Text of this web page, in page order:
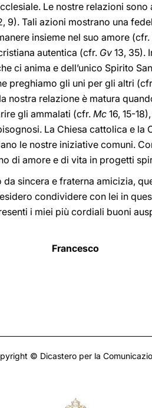
Le nostre relazioni
9). Tali azioni mostrano una
insieme nel suo amore (cfr.
autentica (cfr. Gv 13, 35).
ci anima e dell’unico Spirito
preghiamo gli uni per gli altri
nostra relazione è matura
gli ammalati (cfr. Mc 16, 15-
La Chiesa cattolica e
le nostre iniziative comuni.
di amore e di vita in progetti
sincera e fraterna amicizia,
condividere con lei in
i miei più cordiali buoni
Francesco
© Dicastero per la